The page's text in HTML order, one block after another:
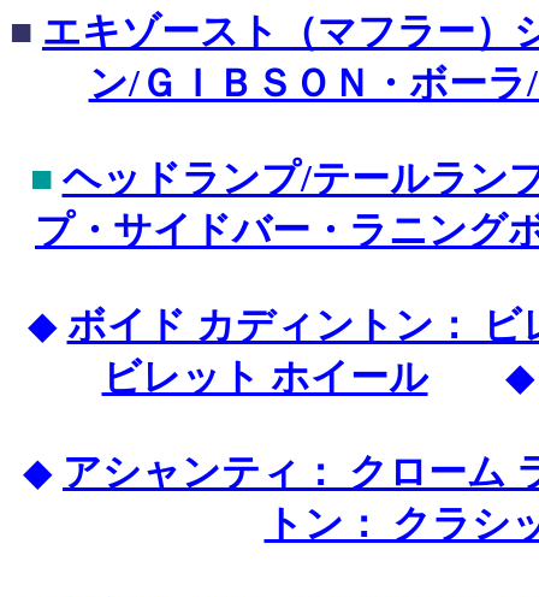
■ エキゾースト（マフラー）
ン/ＧＩＢＳＯＮ・ボー
■ ヘッドランプ/テールラン
プ・サイドバー・ラニング
◆ ボイド カディントン： ビ
ビレット ホイール
◆ アシャンティ： クローム
トン： クラシ